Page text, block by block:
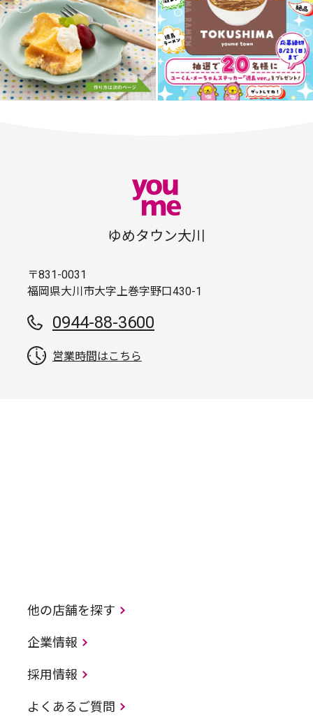
ゆめタウン大川
〒831-0031
福岡県大川市大字上巻字野口430-1
0944-88-3600
営業時間はこちら
他の店舗を探す
企業情報
採用情報
よくあるご質問